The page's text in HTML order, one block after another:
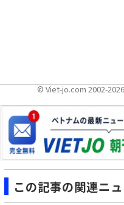
© Viet-jo.com 2002-
この記事の関連ニ